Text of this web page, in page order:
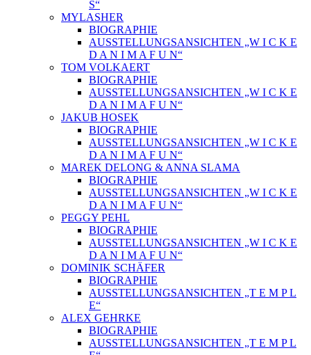
S“
MYLASHER
BIOGRAPHIE
AUSSTELLUNGSANSICHTEN „W I C K E
D A N I M A F U N“
TOM VOLKAERT
BIOGRAPHIE
AUSSTELLUNGSANSICHTEN „W I C K E
D A N I M A F U N“
JAKUB HOSEK
BIOGRAPHIE
AUSSTELLUNGSANSICHTEN „W I C K E
D A N I M A F U N“
MAREK DELONG & ANNA SLAMA
BIOGRAPHIE
AUSSTELLUNGSANSICHTEN „W I C K E
D A N I M A F U N“
PEGGY PEHL
BIOGRAPHIE
AUSSTELLUNGSANSICHTEN „W I C K E
D A N I M A F U N“
DOMINIK SCHÄFER
BIOGRAPHIE
AUSSTELLUNGSANSICHTEN „T E M P L
E“
ALEX GEHRKE
BIOGRAPHIE
AUSSTELLUNGSANSICHTEN „T E M P L